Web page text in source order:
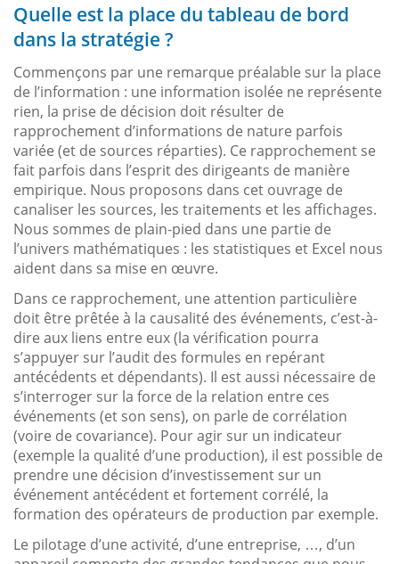
Quelle est la place du tableau de bord
dans la stratégie ?
Commençons par une remarque préalable sur la place
de l’information : une information isolée ne représente
rien, la prise de décision doit résulter de
rapprochement d’informations de nature parfois
variée (et de sources réparties). Ce rapprochement se
fait parfois dans l’esprit des dirigeants de manière
empirique. Nous proposons dans cet ouvrage de
canaliser les sources, les traitements et les affichages.
Nous sommes de plain-pied dans une partie de
l’univers mathématiques : les statistiques et Excel nous
aident dans sa mise en œuvre.
Dans ce rapprochement, une attention particulière
doit être prêtée à la causalité des événements, c’est-à-
dire aux liens entre eux (la vérification pourra
s’appuyer sur l’audit des formules en repérant
antécédents et dépendants). Il est aussi nécessaire de
s’interroger sur la force de la relation entre ces
événements (et son sens), on parle de corrélation
(voire de covariance). Pour agir sur un indicateur
(exemple la qualité d’une production), il est possible de
prendre une décision d’investissement sur un
événement antécédent et fortement corrélé, la
formation des opérateurs de production par exemple.
Le pilotage d’une activité, d’une entreprise, …, d’un